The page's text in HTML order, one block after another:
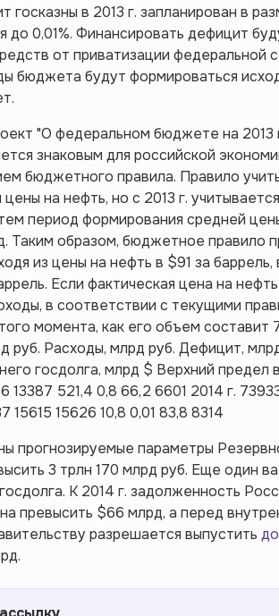
госказны в 2013 г. запланирован в
до 0,01%. Финансировать дефицит
от приватизации федеральной
бюджета будут формироваться
"О федеральном бюджете на 2013
знаковым для российской
бюджетного правила. Правило
на нефть, но с 2013 г.
период формирования средней
Таким образом, бюджетное правило
из цены на нефть в $91 за баррель,
Если фактическая цена на
в соответствии с текущими
момента, как его объем
руб. Расходы, млрд руб. Дефицит,
госдолга, млрд $ Верхний предел
13387 521,4 0,8 66,2 6601 2014 г.
15615 15626 10,8 0,01 83,8 8314
прогнозируемые параметры
3 трлн 170 млрд руб. Еще один
К 2014 г. задолженность
превысить $66 млрд, а перед
разрешается выпустить